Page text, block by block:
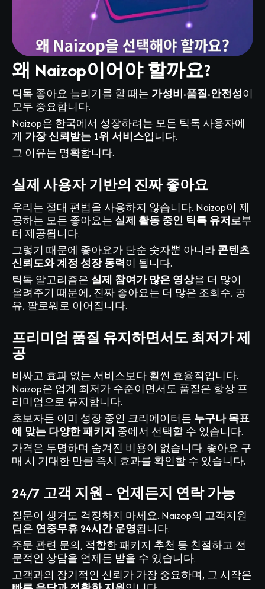
왜 Naizop이어야 할까요?
틱톡 좋아요 늘리기를 할 때는 가성비·품질·안전성이
모두 중요합니다.
Naizop은 한국에서 성장하려는 모든 틱톡 사용자에
게 가장 신뢰받는 1위 서비스입니다.
그 이유는 명확합니다.
실제 사용자 기반의 진짜 좋아요
우리는 절대 편법을 사용하지 않습니다. Naizop이 제
공하는 모든 좋아요는 실제 활동 중인 틱톡 유저로부
터 제공됩니다.
그렇기 때문에 좋아요가 단순 숫자뿐 아니라 콘텐츠
신뢰도와 계정 성장 동력이 됩니다.
틱톡 알고리즘은 실제 참여가 많은 영상을 더 많이
올려주기 때문에, 진짜 좋아요는 더 많은 조회수, 공
유, 팔로워로 이어집니다.
프리미엄 품질 유지하면서도 최저가 제
공
비싸고 효과 없는 서비스보다 훨씬 효율적입니다.
Naizop은 업계 최저가 수준이면서도 품질은 항상 프
리미엄으로 유지합니다.
초보자든 이미 성장 중인 크리에이터든 누구나 목표
에 맞는 다양한 패키지 중에서 선택할 수 있습니다.
가격은 투명하며 숨겨진 비용이 없습니다. 좋아요 구
매 시 기대한 만큼 즉시 효과를 확인할 수 있습니다.
24/7 고객 지원 – 언제든지 연락 가능
질문이 생겨도 걱정하지 마세요. Naizop의 고객지원
팀은 연중무휴 24시간 운영됩니다.
주문 관련 문의, 적합한 패키지 추천 등 친절하고 전
문적인 상담을 언제든 받을 수 있습니다.
고객과의 장기적인 신뢰가 가장 중요하며, 그 시작은